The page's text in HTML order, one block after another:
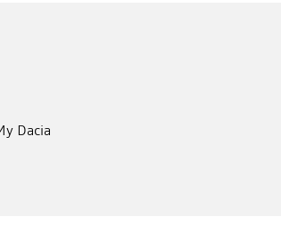
Dacia